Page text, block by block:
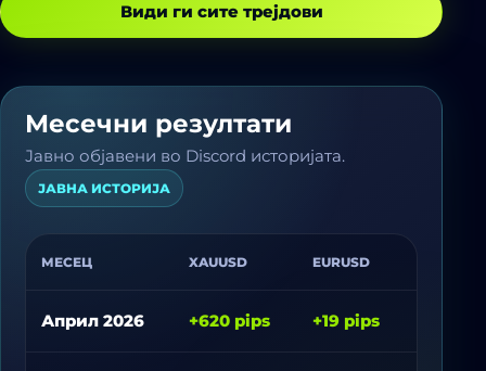
Види ги сите трејдови
Месечни резултати
Јавно објавени во Discord историјата.
ЈАВНА ИСТОРИЈА
МЕСЕЦ XAUUSD EURUSD
Април 2026 +620 pips +19 pips